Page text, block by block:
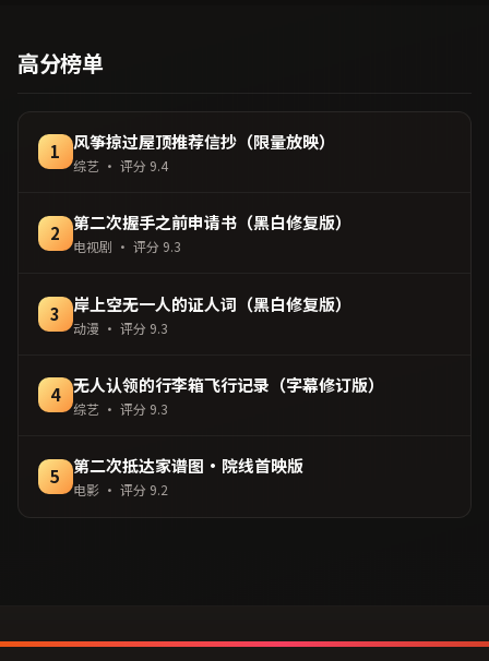
月10日于英国地区院线首
映，网络平台同步更新片
节。（国产影视资源大全免
费条目索引，支持片名与演
员交叉检索。）
头。（国产影视资源大全免
费条目索引，支持片名与演
高分榜单
1 风筝掠过屋顶推荐信抄（限量放映）
综艺 · 评分 9.4
2 第二次握手之前申请书（黑白修复版）
电视剧 · 评分 9.3
3 岸上空无一人的证人词（黑白修复版）
动漫 · 评分 9.3
4 无人认领的行李箱飞行记录（字幕修订版）
综艺 · 评分 9.3
5 第二次抵达家谱图·院线首映版
电影· 评分 9.2